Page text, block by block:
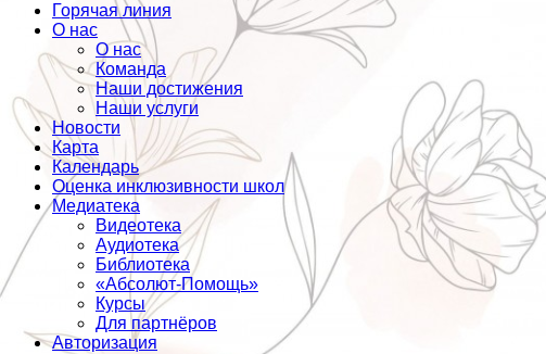
Горячая линия
О нас
О нас
Команда
Наши достижения
Наши услуги
Новости
Карта
Календарь
Оценка инклюзивности школ
Медиатека
Видеотека
Аудиотека
Библиотека
«Абсолют-Помощь»
Курсы
Для партнёров
Авторизация